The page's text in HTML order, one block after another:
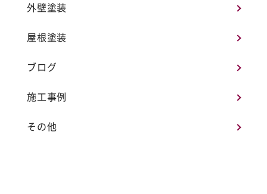
外壁塗装
屋根塗装
ブログ
施工事例
その他